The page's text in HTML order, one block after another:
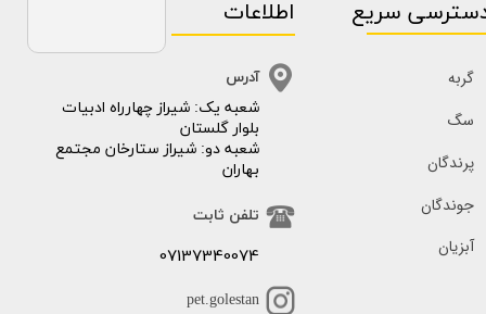
سریع
گربه
سگ
پرندگان
جوندگان
آبزیان
​​شعبه یک: شیراز چهارراه ادبیات
بلوار گلستان
شعبه دو: شیراز ستارخان مجتمع
بهاران
اطلاعات
آدرس
تلفن ثابت
07137340074
pet.golestan